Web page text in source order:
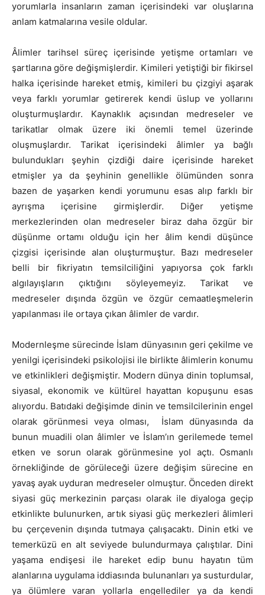
yorumlarla insanların zaman içerisindeki var oluşlarına
anlam katmalarına vesile oldular.
Âlimler tarihsel süreç içerisinde yetişme ortamları ve
şartlarına göre değişmişlerdir. Kimileri yetiştiği bir fikirsel
halka içerisinde hareket etmiş, kimileri bu çizgiyi aşarak
veya farklı yorumlar getirerek kendi üslup ve yollarını
oluşturmuşlardır. Kaynaklık açısından medreseler ve
tarikatlar olmak üzere iki önemli temel üzerinde
oluşmuşlardır. Tarikat içerisindeki âlimler ya bağlı
bulundukları şeyhin çizdiği daire içerisinde hareket
etmişler ya da şeyhinin genellikle ölümünden sonra
bazen de yaşarken kendi yorumunu esas alıp farklı bir
ayrışma içerisine girmişlerdir. Diğer yetişme
merkezlerinden olan medreseler biraz daha özgür bir
düşünme ortamı olduğu için her âlim kendi düşünce
çizgisi içerisinde alan oluşturmuştur. Bazı medreseler
belli bir fikriyatın temsilciliğini yapıyorsa çok farklı
algılayışların çıktığını söyleyemeyiz. Tarikat ve
medreseler dışında özgün ve özgür cemaatleşmelerin
yapılanması ile ortaya çıkan âlimler de vardır.
Modernleşme sürecinde İslam dünyasının geri çekilme ve
yenilgi içerisindeki psikolojisi ile birlikte âlimlerin konumu
ve etkinlikleri değişmiştir. Modern dünya dinin toplumsal,
siyasal, ekonomik ve kültürel hayattan kopuşunu esas
alıyordu. Batıdaki değişimde dinin ve temsilcilerinin engel
olarak görünmesi veya olması, İslam dünyasında da
bunun muadili olan âlimler ve İslam’ın gerilemede temel
etken ve sorun olarak görünmesine yol açtı. Osmanlı
örnekliğinde de görüleceği üzere değişim sürecine en
yavaş ayak uyduran medreseler olmuştur. Önceden direkt
siyasi güç merkezinin parçası olarak ile diyaloga geçip
etkinlikte bulunurken, artık siyasi güç merkezleri âlimleri
bu çerçevenin dışında tutmaya çalışacaktı. Dinin etki ve
temerküzü en alt seviyede bulundurmaya çalıştılar. Dini
yaşama endişesi ile hareket edip bunu hayatın tüm
alanlarına uygulama iddiasında bulunanları ya susturdular,
ya ölümlere varan yollarla engellediler ya da kendi